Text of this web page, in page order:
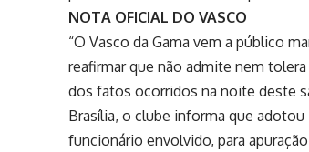
NOTA OFICIAL DO VASCO
“O Vasco da Gama vem a público
reafirmar que não admite nem
dos fatos ocorridos na noite deste
Brasília, o clube informa que
funcionário envolvido, para